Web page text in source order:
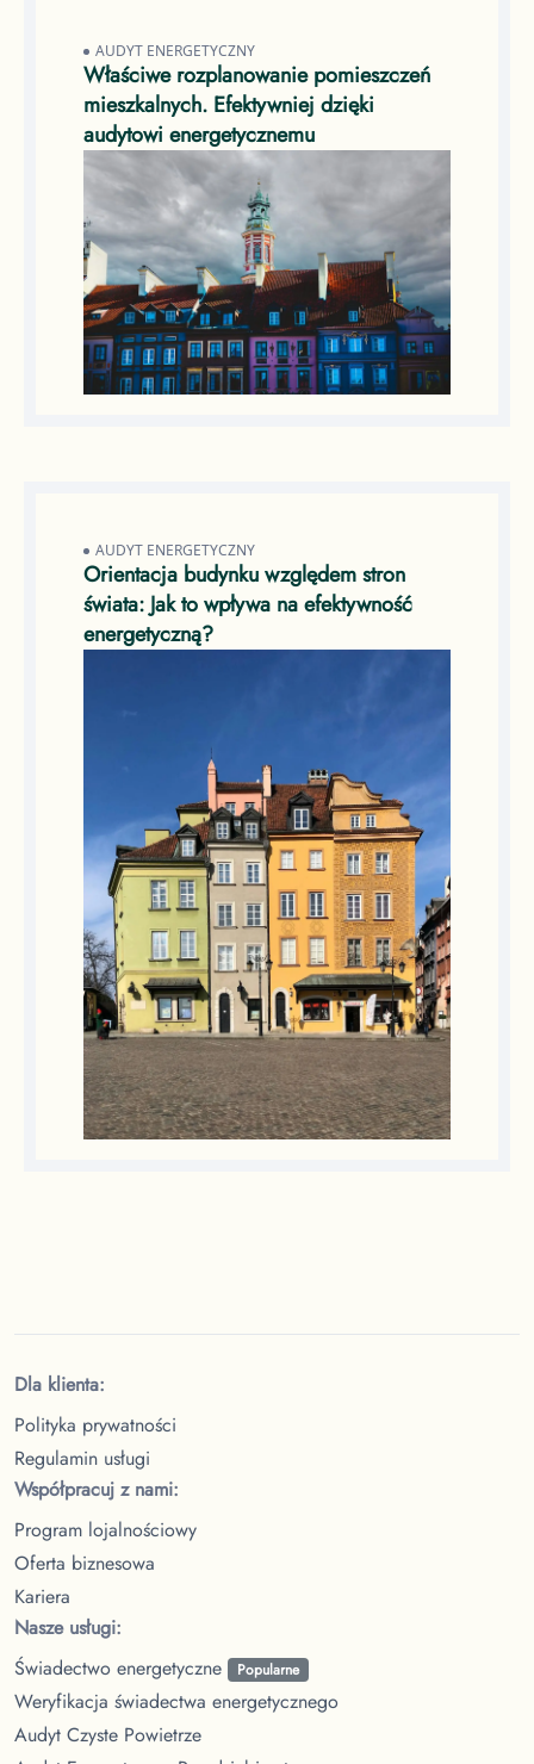
AUDYT ENERGETYCZNY
Właściwe rozplanowanie pomieszczeń
mieszkalnych. Efektywniej dzięki
audytowi energetycznemu
AUDYT ENERGETYCZNY
Orientacja budynku względem stron
świata: Jak to wpływa na efektywność
energetyczną?
Dla klienta:
Polityka prywatności
Regulamin usługi
Współpracuj z nami:
Program lojalnościowy
Oferta biznesowa
Kariera
Nasze usługi:
Świadectwo energetyczne
Popularne
Weryfikacja świadectwa energetycznego
Audyt Czyste Powietrze